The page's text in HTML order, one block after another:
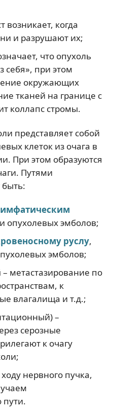
когда
и разрушают их;
что опухоль
себя», при этом
окружающих
тканей на границе с
коллапс стромы.
представляет собой
клеток из очага в
При этом образуются
Путями
быть:
опухолевых эмболов;
руслу,
эмболов;
метастазирование по
к
влагалища и т.д.;
–
серозные
к очагу
нервного пучка,
пути.